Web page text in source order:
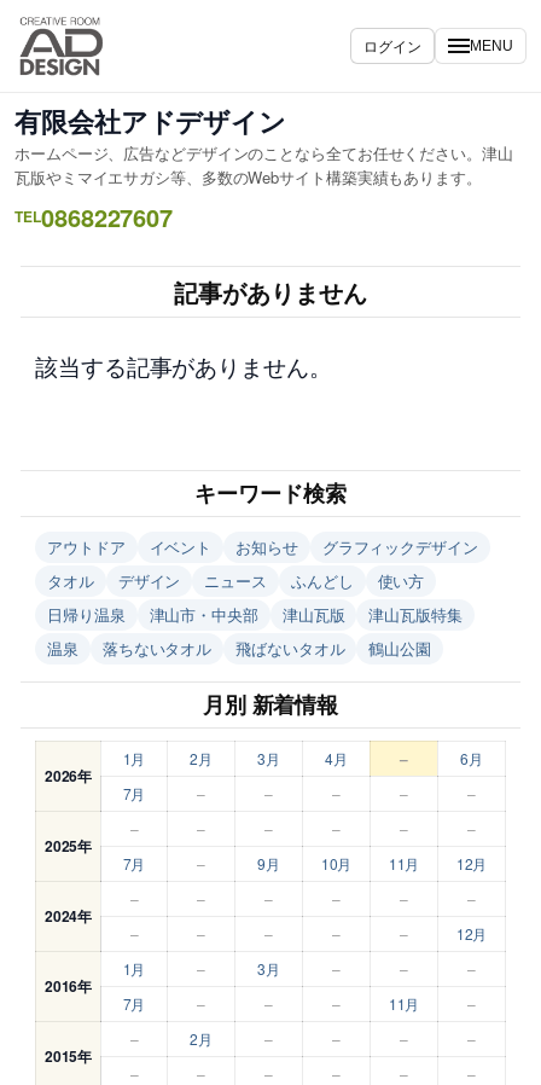
内
を
キ
ッ
プ
ログイン MENU
有限会社アドデザイン
ホームページ、広告などデザインのことなら全てお任せください。津山
瓦版やミマイエサガシ等、多数のWebサイト構築実績もあります。
TEL0868227607
記事がありません
該当する記事がありません。
キーワード検索
アウトドア イベント お知らせ
グラフィックデザイン
タオル
デザイン ニュース ふんどし
使い方
日帰り温泉
津山市・中央部 津山瓦版
津山瓦版特集
温泉
落ちないタオル 飛ばないタオル 鶴山公園
月別 新着情報
2026年
1月 2月 3月 4月 –
6月
7月
– – – – –
2025年
– – – – –
–
7月
– 9月 10月 11月 12月
2024年
– – – – –
–
–
– – – – 12月
2016年
1月 – 3月 – –
–
7月
– – – 11月 –
2015年
– 2月 – – –
–
–
– – – – –